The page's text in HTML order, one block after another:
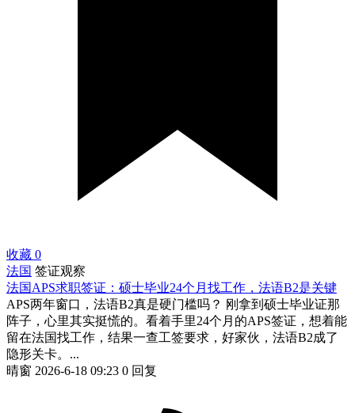
收藏 0
法国 签证观察
法国APS求职签证：硕士毕业24个月找工作，法语B2是关键
APS两年窗口，法语B2真是硬门槛吗？ 刚拿到硕士毕业证那
阵子，心里其实挺慌的。看着手里24个月的APS签证，想着能
留在法国找工作，结果一查工签要求，好家伙，法语B2成了
隐形关卡。...
晴窗 2026-6-18 09:23 0 回复